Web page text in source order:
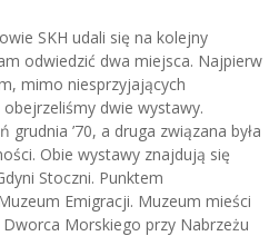
SKH udali się na kolejny
odwiedzić dwa miejsca. Najpierw
mimo niesprzyjających
dwie wystawy.
grudnia ’70, a druga związana była
Obie wystawy znajdują się
Stoczni. Punktem
Emigracji. Muzeum mieści
Morskiego przy Nabrzeżu